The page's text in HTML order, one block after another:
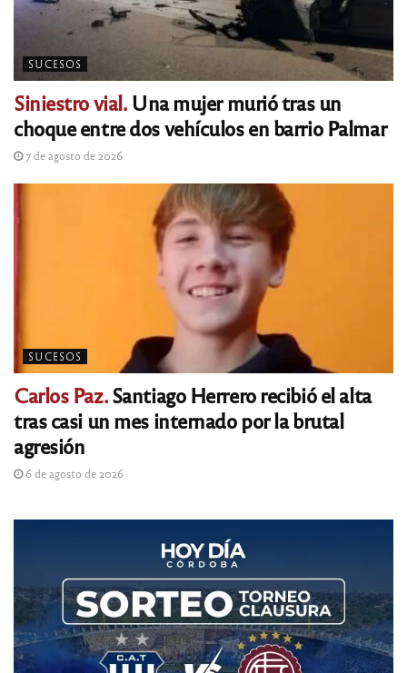
SUCESOS
Siniestro vial.Una mujer murió tras un
choque entre dos vehículos en barrio Palmar
7 de agosto de 2026
SUCESOS
Carlos Paz.Santiago Herrero recibió el alta
tras casi un mes internado por la brutal
agresión
6 de agosto de 2026